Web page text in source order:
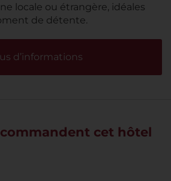
locale ou étrangère, idéales
de détente.
d’informations
cet hôtel